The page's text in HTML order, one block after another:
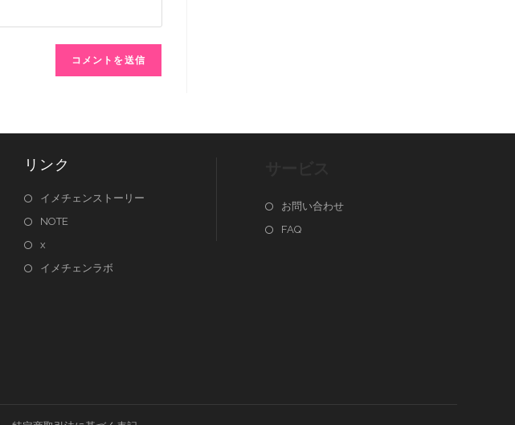
リンク
イメチェンストーリー
NOTE
x
イメチェンラボ
お問い合わせ
FAQ